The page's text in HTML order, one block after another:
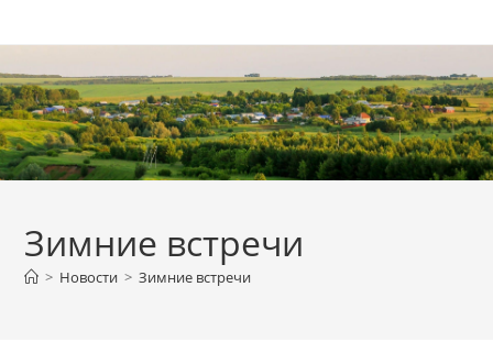
к
содержимому
Зимние встречи
> Новости > Зимние встречи